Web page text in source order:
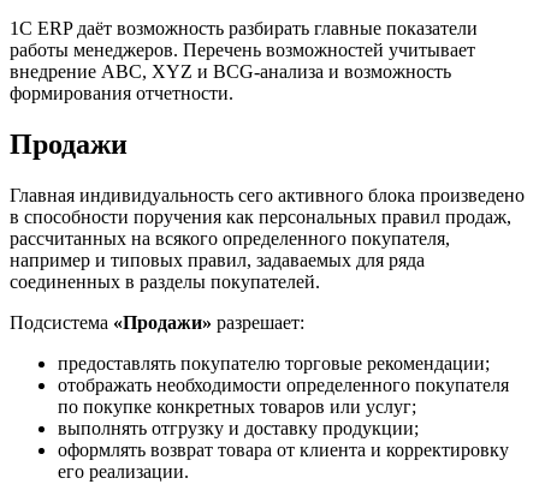
1C ERP даёт возможность разбирать главные показатели
работы менеджеров. Перечень возможностей учитывает
внедрение ABC, XYZ и BCG-анализа и возможность
формирования отчетности.
Продажи
Главная индивидуальность сего активного блока произведено
в способности поручения как персональных правил продаж,
рассчитанных на всякого определенного покупателя,
например и типовых правил, задаваемых для ряда
соединенных в разделы покупателей.
Подсистема «Продажи» разрешает:
предоставлять покупателю торговые рекомендации;
отображать необходимости определенного покупателя
по покупке конкретных товаров или услуг;
выполнять отгрузку и доставку продукции;
оформлять возврат товара от клиента и корректировку
его реализации.